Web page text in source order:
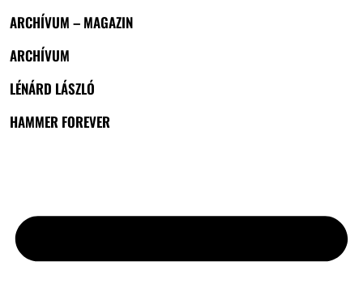
ARCHÍVUM – MAGAZIN
ARCHÍVUM
LÉNÁRD LÁSZLÓ
HAMMER FOREVER